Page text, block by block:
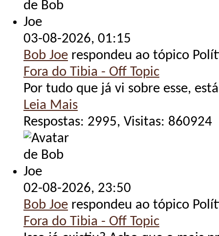
03-08-2026, 01:15
Bob Joe respondeu ao tópico
Fora do Tibia - Off Topic
Por tudo que já vi sobre esse,
Leia Mais
Respostas: 2995, Visitas: 860924
02-08-2026, 23:50
Bob Joe respondeu ao tópico
Fora do Tibia - Off Topic